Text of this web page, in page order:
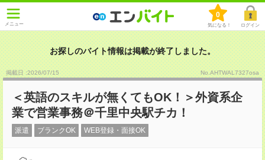
メニュー
0
気になる！ ログイン
お探しのバイト情報は掲載が終了しました。
掲載日 :2026/07/15 No.AHTWAL7327osa
＜英語のスキルが無くてもOK！＞外資系企
業で営業事務＠千里中央駅チカ！
派遣 ブランクOK WEB登録・面接OK